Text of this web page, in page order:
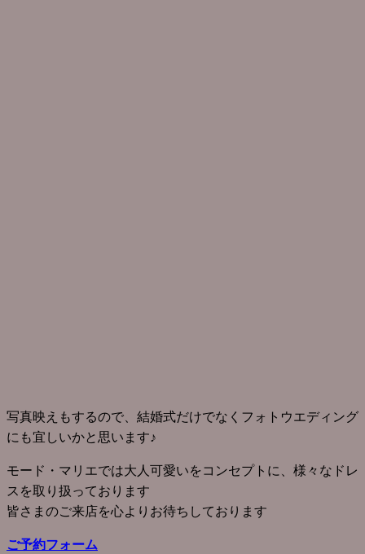
写真映えもするので、結婚式だけでなくフォトウエディング
にも宜しいかと思います♪
モード・マリエでは大人可愛いをコンセプトに、様々なドレ
スを取り扱っております
皆さまのご来店を心よりお待ちしております
ご予約フォーム